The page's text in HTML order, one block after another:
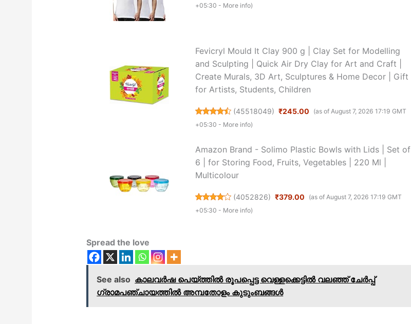
+05:30 - More info)
Fevicryl Mould It Clay 900 g | Clay Set for Modelling
and Sculpting | Quick Air Dry Clay for Art and Craft |
Create Murals, 3D Art, Sculptures & Home Decor | Gift
for Artists, Students, Children
(45518049) ₹245.00
(as of August 7, 2026 17:19 GMT
+05:30 - More info)
Amazon Brand - Solimo Plastic Bowls with Lids | Set of
6 | for Storing Food, Fruits, Vegetables | 220 Ml |
Multicolour
(4052826) ₹379.00
(as of August 7, 2026 17:19 GMT
+05:30 - More info)
Spread the love
See also കാലവർഷ പെയ്ത്തിൽ രൂപപ്പെട്ട വെള്ളക്കെട്ടിൽ വലഞ്ഞ് ചേർപ്പ്
ഗ്രാമപഞ്ചായത്തിൽ അമ്പതോളം കുടുംബങ്ങൾ